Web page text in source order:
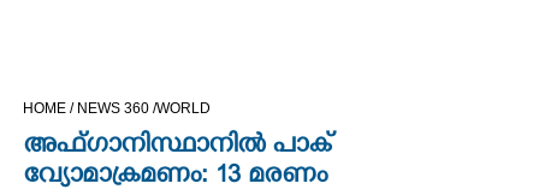
CINEMA
OPINION
HOME / NEWS 360 /WORLD
അഫ്ഗാനിസ്ഥാനിൽ പാക്
വ്യോമാക്രമണം: 13 മരണം